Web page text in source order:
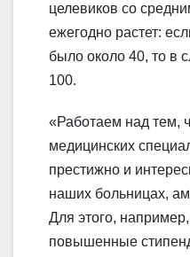
целевиков со
ежегодно растет:
было около 40, то в
100.
«Работаем над тем,
медицинских
престижно и
наших больницах,
Для этого,
повышенные